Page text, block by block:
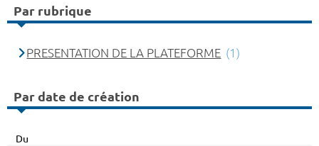
Par rubrique
PRESENTATION DE LA PLATEFORME (1)
Par date de création
Du